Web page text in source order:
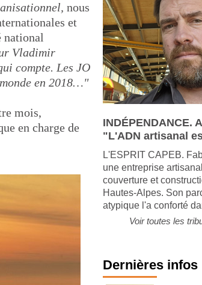
nous
et
national
Vladimir
compte. Les JO
en 2018…"
mois,
en charge de
INDÉPENDANCE.
"L'ADN artisanal
L'ESPRIT CAPEB.
une entreprise
couverture et
Hautes-Alpes. Son
atypique l'a conforté
Voir toutes les
Dernières infos